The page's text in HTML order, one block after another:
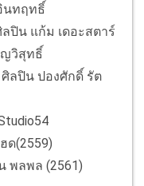
นทฤทธิ์
ลปิน แก้ม เดอะสตาร์
ญวิสุทธิ์
ศิลปิน ปองศักดิ์ รัต
ด(2559)
พลพล (2561)